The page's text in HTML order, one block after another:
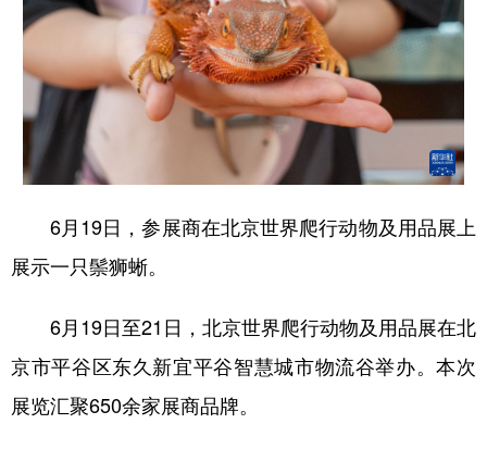
6月19日，参展商在北京世界爬行动物及用品展上
展示一只鬃狮蜥。
6月19日至21日，北京世界爬行动物及用品展在北
京市平谷区东久新宜平谷智慧城市物流谷举办。本次
展览汇聚650余家展商品牌。